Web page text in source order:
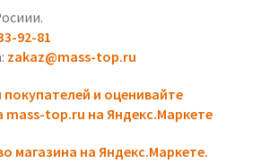
92-81
zakaz@mass-top.ru